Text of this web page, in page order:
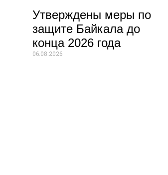
Утверждены меры по
защите Байкала до
конца 2026 года
06.08.2026